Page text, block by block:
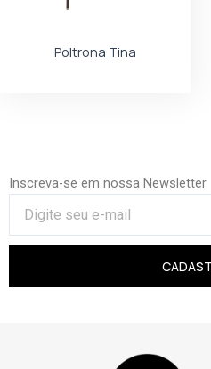
Poltrona Tina
Inscreva-se em nossa Newsletter